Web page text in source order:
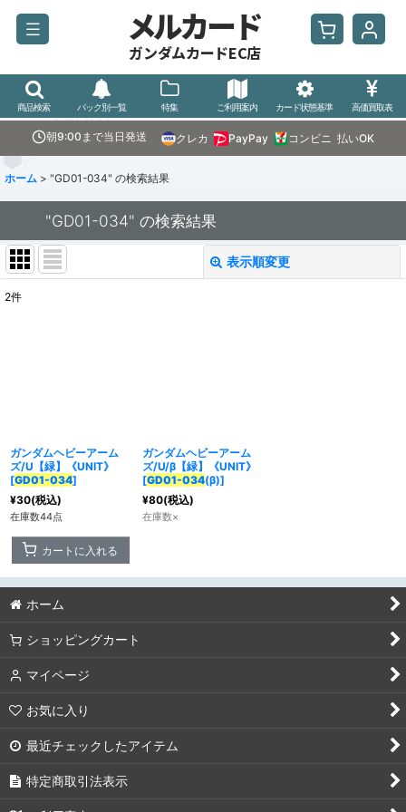
メルカード
ガンダムカードEC店
商品検索 パック別一覧 特集 ご利用案内 カード状態基準 高価買取表
朝9:00まで当日発送 クレカ PayPay コンビニ 払いOK
ホーム > "GD01-034" の検索結果
"GD01-034" の検索結果
表示順変更
カテゴリ:
特集:
2件
ガンダムヘビーアーム
ズ/U【緑】《UNIT》
[GD01-034]
¥30(税込)
在庫数44点
カートに入れる
ガンダムヘビーアーム
ズ/U/β【緑】《UNIT》
[GD01-034(β)]
¥80(税込)
在庫数×
ホーム
ショッピングカート
マイページ
お気に入り
最近チェックしたアイテム
特定商取引法表示